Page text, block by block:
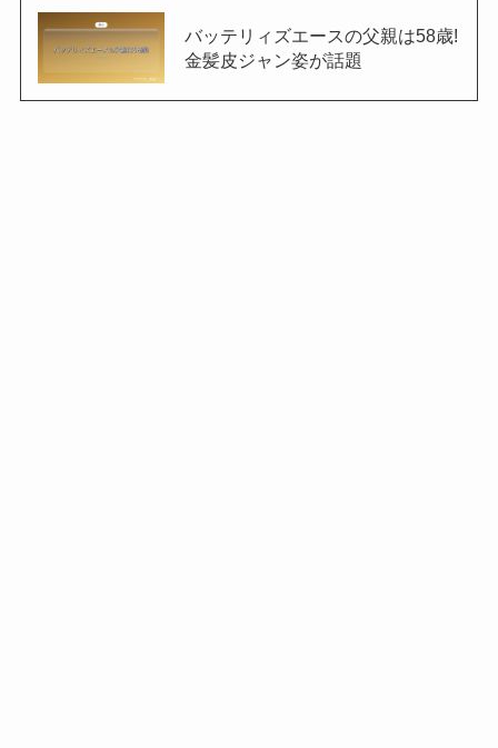
バッテリィズエースの父親は58歳!
金髪皮ジャン姿が話題